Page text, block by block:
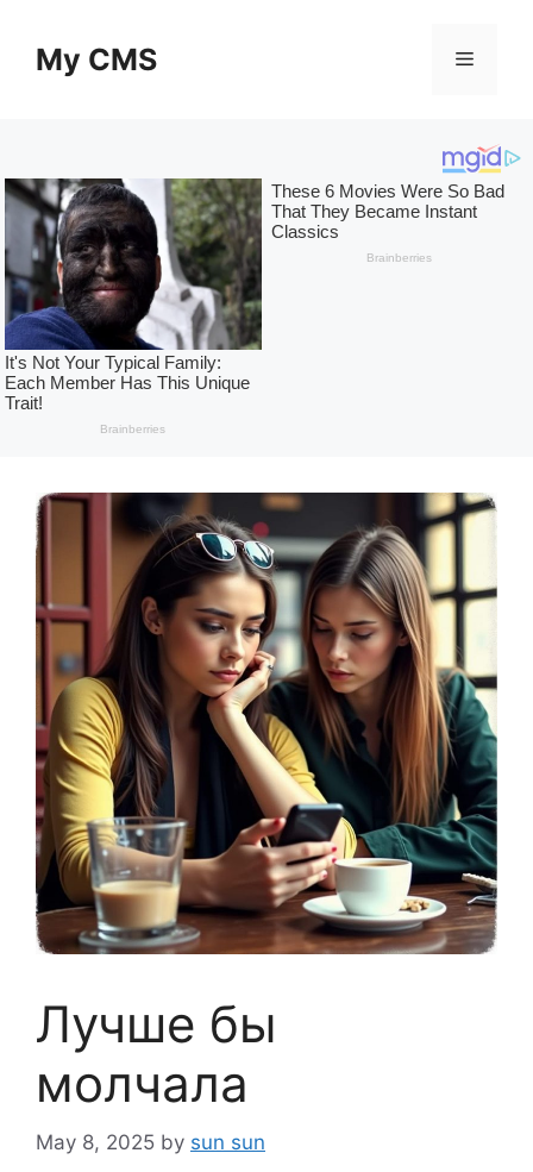
contentMy CMS Menu
Лучше бы
молчала
May 8, 2025 by sun sun